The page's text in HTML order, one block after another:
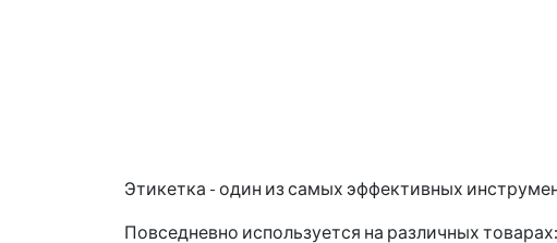
Этикетка - один из самых эффективных
Повседневно используется на различных товарах: